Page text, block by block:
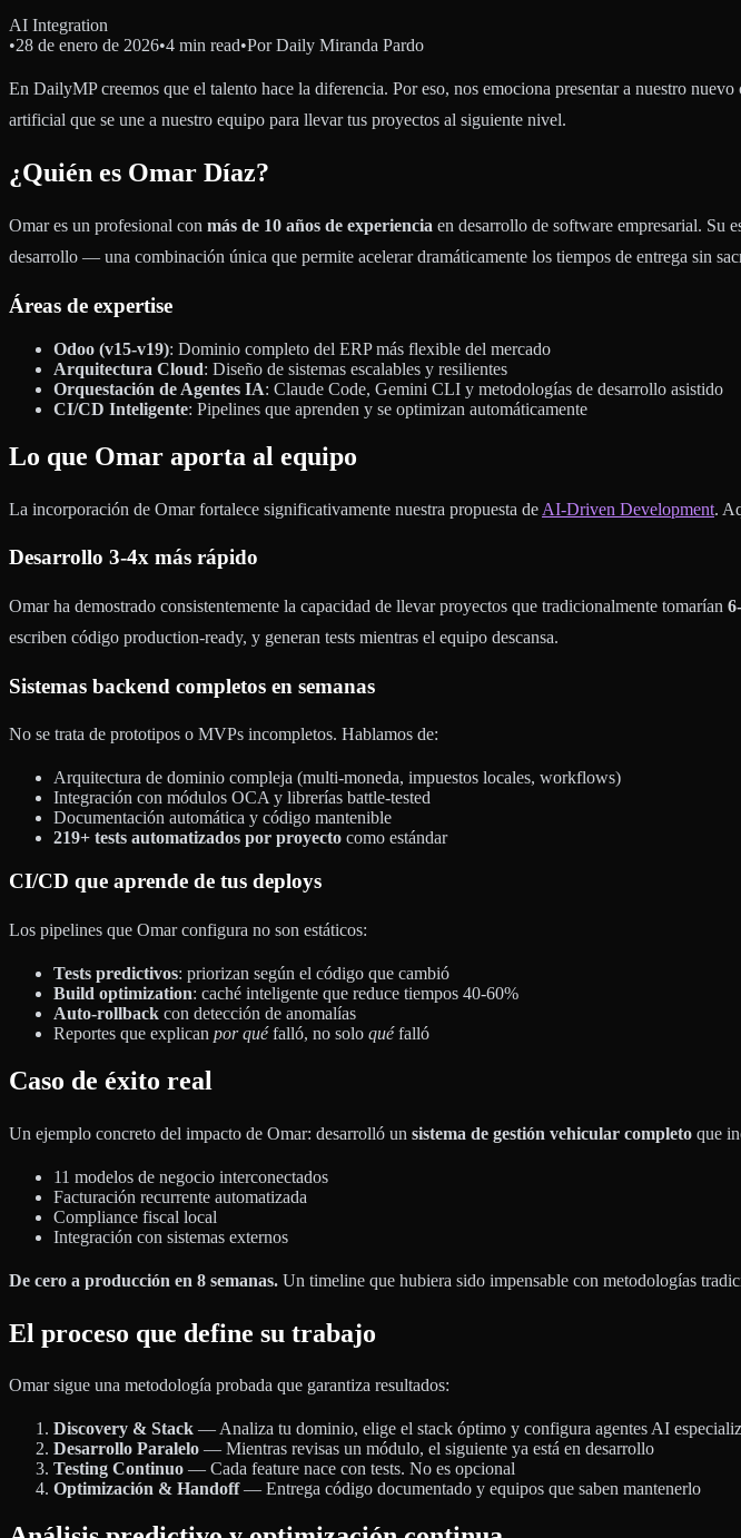
AI Integration
•28 de enero de 2026•4 min read•Por Daily Miranda Pardo
En DailyMP creemos que el talento hace la diferencia. Por eso, nos emociona presentar a nuestro nuevo
artificial que se une a nuestro equipo para llevar tus proyectos al siguiente nivel.
¿Quién es Omar Díaz?
Omar es un profesional con más de 10 años de experiencia en desarrollo de software empresarial. Su
desarrollo — una combinación única que permite acelerar dramáticamente los tiempos de entrega sin
Áreas de expertise
Odoo (v15-v19): Dominio completo del ERP más flexible del mercado
Arquitectura Cloud: Diseño de sistemas escalables y resilientes
Orquestación de Agentes IA: Claude Code, Gemini CLI y metodologías de desarrollo asistido
CI/CD Inteligente: Pipelines que aprenden y se optimizan automáticamente
Lo que Omar aporta al equipo
La incorporación de Omar fortalece significativamente nuestra propuesta de AI-Driven Development.
Desarrollo 3-4x más rápido
Omar ha demostrado consistentemente la capacidad de llevar proyectos que tradicionalmente tomarían
escriben código production-ready, y generan tests mientras el equipo descansa.
Sistemas backend completos en semanas
No se trata de prototipos o MVPs incompletos. Hablamos de:
Arquitectura de dominio compleja (multi-moneda, impuestos locales, workflows)
Integración con módulos OCA y librerías battle-tested
Documentación automática y código mantenible
219+ tests automatizados por proyecto como estándar
CI/CD que aprende de tus deploys
Los pipelines que Omar configura no son estáticos:
Tests predictivos: priorizan según el código que cambió
Build optimization: caché inteligente que reduce tiempos 40-60%
Auto-rollback con detección de anomalías
Reportes que explican por quéfalló, no solo quéfalló
Caso de éxito real
Un ejemplo concreto del impacto de Omar: desarrolló un sistema de gestión vehicular completo que
11 modelos de negocio interconectados
Facturación recurrente automatizada
Compliance fiscal local
Integración con sistemas externos
De cero a producción en 8 semanas. Un timeline que hubiera sido impensable con metodologías
El proceso que define su trabajo
Omar sigue una metodología probada que garantiza resultados:
Discovery & Stack — Analiza tu dominio, elige el stack óptimo y configura agentes AI
Desarrollo Paralelo — Mientras revisas un módulo, el siguiente ya está en desarrollo
Testing Continuo — Cada feature nace con tests. No es opcional
Optimización & Handoff— Entrega código documentado y equipos que saben mantenerlo